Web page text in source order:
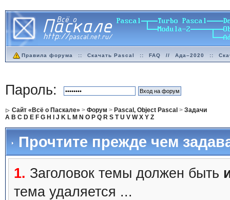
Правила форума :: Скачать Pascal :: FAQ // Ада–2020 ::
Пароль:
Сайт «Всё о Паскале» > Форум > Pascal, Object Pascal > Задачи
A B C D E F G H J K L M N O P Q R S T U V W X Y Z
Прочтите прежде чем
1. Заголовок темы должен быть
тема удаляется ...